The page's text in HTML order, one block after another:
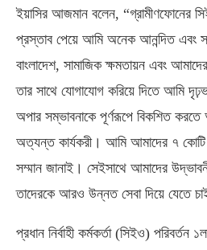
ইয়াসির আজমান বলেন, “গ্রামীণফোনের
প্রস্তাব পেয়ে আমি অনেক আনন্দিত এবং
বাংলাদেশ, সামাজিক ক্ষমতায়ন এবং
তার সাথে যোগাযোগ করিয়ে দিতে আমি
অপার সম্ভাবনাকে পূর্ণরূপে বিকশিত
অত্যন্ত কার্যকরী। আমি আমাদের ৭
সম্মান জানাই। সেইসাথে আমাদের
তাদেরকে আরও উন্নত সেবা দিয়ে যেতে
প্রধান নির্বাহী কর্মকর্তা (সিইও) পরিবর্তন